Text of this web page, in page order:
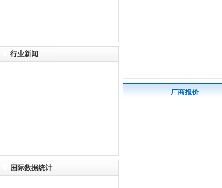
行业新闻
国际数据统计
厂商报价